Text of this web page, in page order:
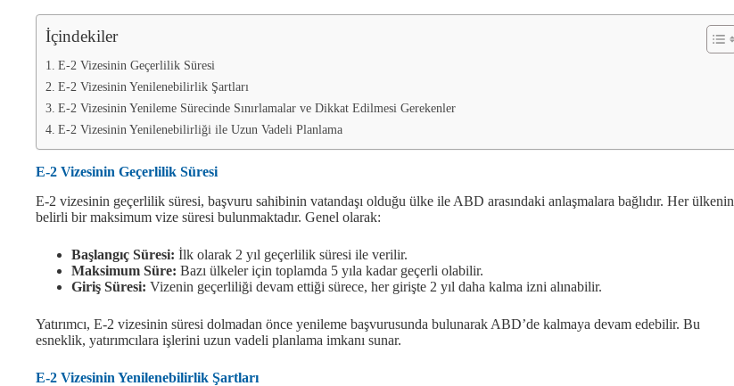
İçindekiler
E-2 Vizesinin Geçerlilik Süresi
E-2 Vizesinin Yenilenebilirlik Şartları
E-2 Vizesinin Yenileme Sürecinde Sınırlamalar ve Dikkat Edilmesi Gerekenler
E-2 Vizesinin Yenilenebilirliği ile Uzun Vadeli Planlama
E-2 Vizesinin Geçerlilik Süresi
E-2 vizesinin geçerlilik süresi, başvuru sahibinin vatandaşı olduğu ülke ile ABD arasındaki anlaşmalara bağlıdır. Her ülkenin
belirli bir maksimum vize süresi bulunmaktadır. Genel olarak:
Başlangıç Süresi: İlk olarak 2 yıl geçerlilik süresi ile verilir.
Maksimum Süre: Bazı ülkeler için toplamda 5 yıla kadar geçerli olabilir.
Giriş Süresi: Vizenin geçerliliği devam ettiği sürece, her girişte 2 yıl daha kalma izni alınabilir.
Yatırımcı, E-2 vizesinin süresi dolmadan önce yenileme başvurusunda bulunarak ABD’de kalmaya devam edebilir. Bu
esneklik, yatırımcılara işlerini uzun vadeli planlama imkanı sunar.
E-2 Vizesinin Yenilenebilirlik Şartları